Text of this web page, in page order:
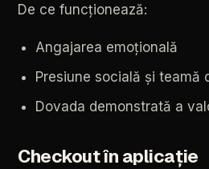
De ce funcționează:
Angajarea emoțională
Presiune socială și teamă
Dovada demonstrată a
Checkoutîn aplicație